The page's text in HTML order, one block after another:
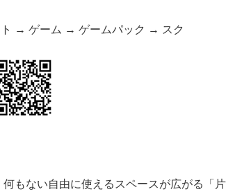
ト → ゲーム → ゲームパック → スク
もない自由に使えるスペースが広がる「片